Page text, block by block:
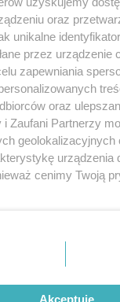
1 / 0
prywatności regulamin
Kontakt
Wydawca
Redakcja
oraz
unikalne
przez urządzenie
zapewniania
oraz
Zaufani Partnerzy
urządzenia
cenimy Twoją
się w lewym
przetwarzania
ale masz prawo
Preferencje będą
Akceptuję